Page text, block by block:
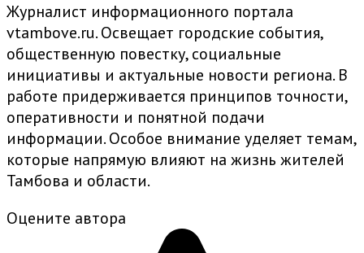
Журналист информационного портала
vtambove.ru. Освещает городские события,
общественную повестку, социальные
инициативы и актуальные новости региона. В
работе придерживается принципов точности,
оперативности и понятной подачи
информации. Особое внимание уделяет темам,
которые напрямую влияют на жизнь жителей
Тамбова и области.
Оцените автора